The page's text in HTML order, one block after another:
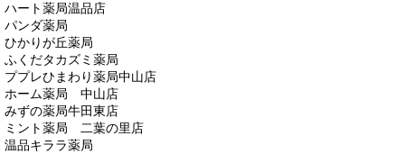
ハート薬局温品店
パンダ薬局
ひかりが丘薬局
ふくだタカズミ薬局
ププレひまわり薬局中山店
ホーム薬局 中山店
みずの薬局牛田東店
ミント薬局 二葉の里店
温品キララ薬局